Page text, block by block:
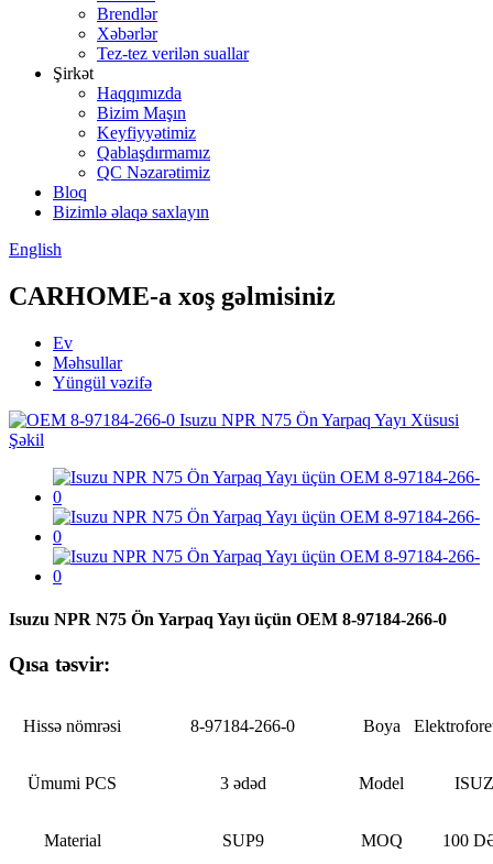
Brendlər
Xəbərlər
Tez-tez verilən suallar
Şirkət
Haqqımızda
Bizim Maşın
Keyfiyyətimiz
Qablaşdırmamız
QC Nəzarətimiz
Bloq
Bizimlə əlaqə saxlayın
English
CARHOME-a xoş gəlmisiniz
Ev
Məhsullar
Yüngül vəzifə
Isuzu NPR N75 Ön Yarpaq Yayı üçün OEM 8-97184-266-0
Qısa təsvir:
Hissə nömrəsi 8-97184-266-0 Boya
Ümumi PCS 3 ədəd Model
Material SUP9 MOQ 100